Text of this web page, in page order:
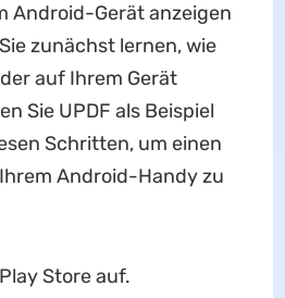
Android-Gerät anzeigen
zunächst lernen, wie
auf Ihrem Gerät
Sie UPDF als Beispiel
Schritten, um einen
Android-Handy zu
Store auf.